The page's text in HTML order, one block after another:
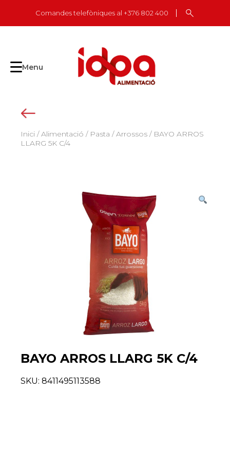
content
Comandes telefòniques al +376 802 400
Menu
Inici /Alimentació / Pasta / Arrossos / BAYO ARROS
LLARG 5K C/4
BAYO ARROS LLARG 5K C/4
SKU: 8411495113588